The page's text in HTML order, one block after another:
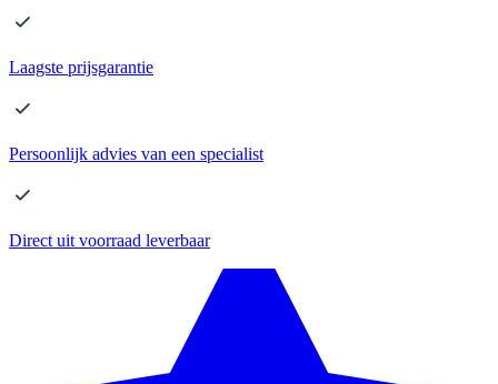
Laagste prijsgarantie
Persoonlijk advies van een specialist
Direct uit voorraad leverbaar